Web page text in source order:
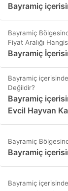
Bayramiç
Bayramiç
Fiyat Aralığı
Bayramiç
Bayramiç
Değildir?
Bayramiç
Evcil Hayvan
Bayramiç
Bayramiç
Bayramiç